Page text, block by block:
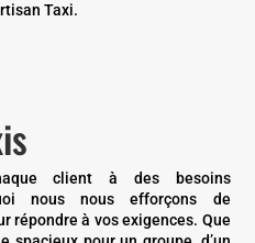
Taxi.
client à des besoins
nous nous efforçons de
répondre à vos exigences. Que